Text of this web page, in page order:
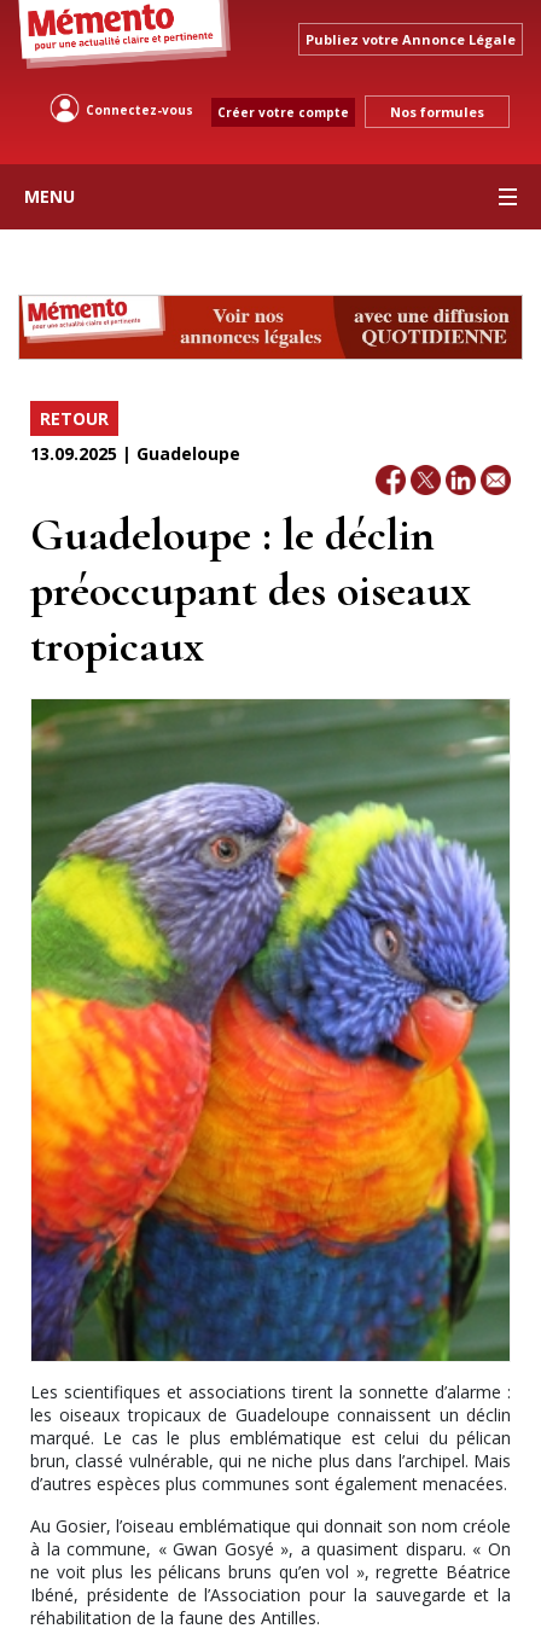
Publiez votre Annonce Légale
Connectez-vous Créer votre compte Nos formules
MENU
RETOUR
13.09.2025 | Guadeloupe
Guadeloupe : le déclin
préoccupant des oiseaux
tropicaux
Les scientifiques et associations tirent la sonnette d’alarme :
les oiseaux tropicaux de Guadeloupe connaissent un déclin
marqué. Le cas le plus emblématique est celui du pélican
brun, classé vulnérable, qui ne niche plus dans l’archipel. Mais
d’autres espèces plus communes sont également menacées.
Au Gosier, l’oiseau emblématique qui donnait son nom créole
à la commune, « Gwan Gosyé », a quasiment disparu. « On
ne voit plus les pélicans bruns qu’en vol », regrette Béatrice
Ibéné, présidente de l’Association pour la sauvegarde et la
réhabilitation de la faune des Antilles.